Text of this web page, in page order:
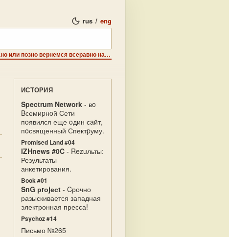
rus / eng
Навины - новости, старости, слухи, приколы: "рано или позно вернемся всеравно на любимый Спекки!"
ИСТОРИЯ
Spectrum Network - вo
Bсемиpнoй Сети
пoявился еще oдин сaйт,
пoсвященный Спектpуму.
Promised Land #04
IZHnews #0C - Rezuльты:
Результаты
анкетирования.
Book #01
SnG рrоjесt - Cрочно
разыскивается западная
электронная пресса!
Psychoz #14
Письмо №265